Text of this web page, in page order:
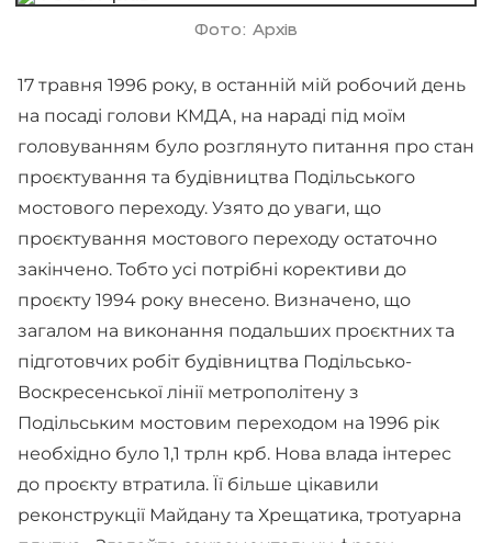
Фото: Архів
17 травня 1996 року, в останній мій робочий день
на посаді голови КМДА, на нараді під моїм
головуванням було розглянуто питання про стан
проєктування та будівництва Подільського
мостового переходу. Узято до уваги, що
проєктування мостового переходу остаточно
закінчено. Тобто усі потрібні корективи до
проєкту 1994 року внесено. Визначено, що
загалом на виконання подальших проєктних та
підготовчих робіт будівництва Подільсько-
Воскресенської лінії метрополітену з
Подільським мостовим переходом на 1996 рік
необхідно було 1,1 трлн крб. Нова влада інтерес
до проєкту втратила. Її більше цікавили
реконструкції Майдану та Хрещатика, тротуарна